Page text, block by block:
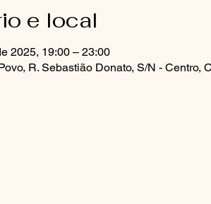
e local
2025, 19:00 – 23:00
R. Sebastião Donato, S/N - Centro,